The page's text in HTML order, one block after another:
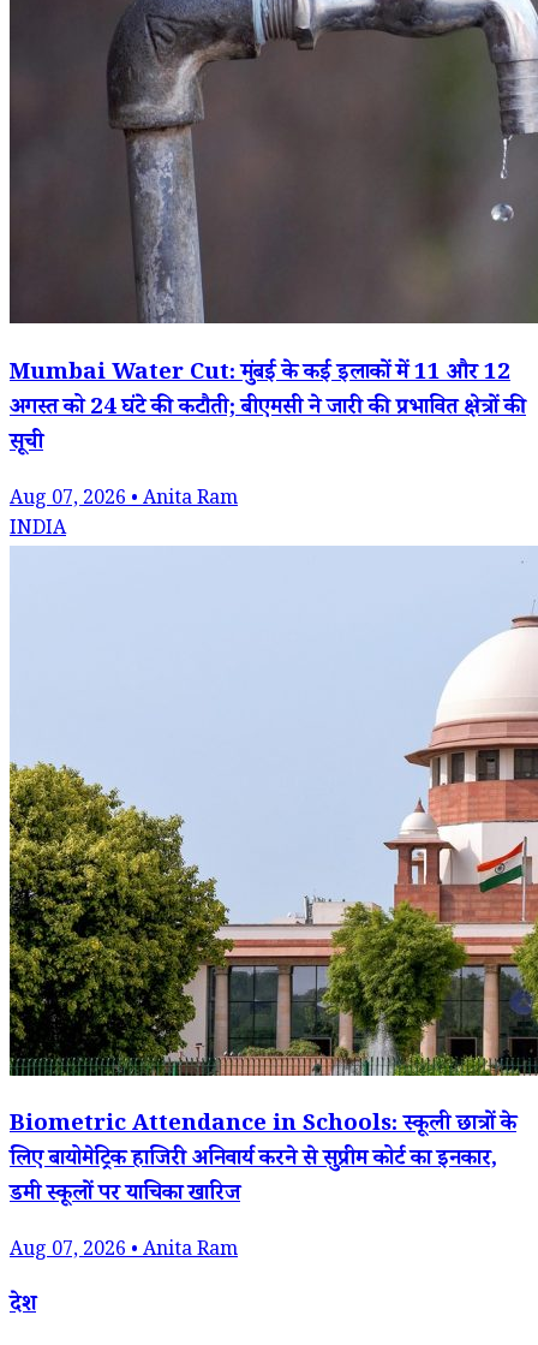
Mumbai Water Cut: मुंबई के कई इलाकों में 11 और 12
अगस्त को 24 घंटे की कटौती; बीएमसी ने जारी की प्रभावित क्षेत्रों की
सूची
Aug 07, 2026 • Anita Ram
INDIA
Biometric Attendance in Schools: स्कूली छात्रों के
लिए बायोमेट्रिक हाजिरी अनिवार्य करने से सुप्रीम कोर्ट का इनकार,
डमी स्कूलों पर याचिका खारिज
Aug 07, 2026 • Anita Ram
देश